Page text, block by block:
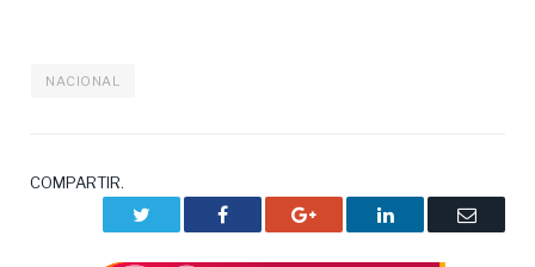
NACIONAL
COMPARTIR.
Facebook Google+ LinkedIn
Correo